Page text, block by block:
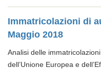
Immatricolazioni di
Maggio 2018
Analisi delle
dell’Unione Europea e